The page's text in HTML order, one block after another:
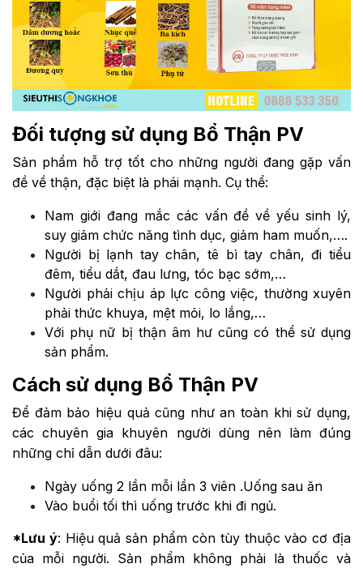
Đối tượng sử dụng Bổ Thận PV
Sản phẩm hỗ trợ tốt cho những người đang gặp vấn
đề về thận, đặc biệt là phái mạnh. Cụ thể:
Nam giới đang mắc các vấn đề về yếu sinh lý,
suy giảm chức năng tình dục, giảm ham muốn,….
Người bị lạnh tay chân, tê bì tay chân, đi tiểu
đêm, tiểu dắt, đau lưng, tóc bạc sớm,…
Người phải chịu áp lực công việc, thường xuyên
phải thức khuya, mệt mỏi, lo lắng,…
Với phụ nữ bị thận âm hư cũng có thể sử dụng
sản phẩm.
Cách sử dụng Bổ Thận PV
Để đảm bảo hiệu quả cũng như an toàn khi sử dụng,
các chuyên gia khuyên người dùng nên làm đúng
những chỉ dẫn dưới đâu:
Ngày uống 2 lần mỗi lần 3 viên .Uống sau ăn
Vào buổi tối thì uống trước khi đi ngủ.
*Lưu ý: Hiệu quả sản phẩm còn tùy thuộc vào cơ địa
của mỗi người. Sản phẩm không phải là thuốc và